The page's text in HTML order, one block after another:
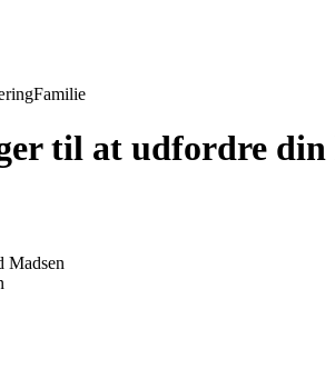
Familie
til at udfordre
Madsen